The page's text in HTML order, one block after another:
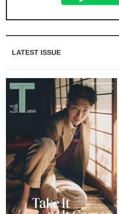
LATEST ISSUE